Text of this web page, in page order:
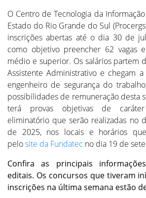
O Centro de Tecnologia da
Estado do Rio Grande do Sul
inscrições abertas até o dia 30 de
como objetivo preencher 62 vagas
médio e superior. Os salários partem
Assistente Administrativo e chegam
engenheiro de segurança do
possibilidades de remuneração desta
terá provas objetivas de
eliminatório que serão realizadas no
de 2025, nos locais e horários
pelosite da Fundatec no dia 19 de
Confira as principais
editais. Os concursos que tiveram
inscrições na última semana estão